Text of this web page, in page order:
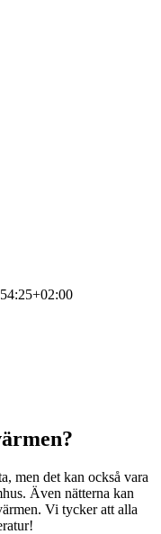
men det kan också vara
Även nätterna kan
Vi tycker att alla